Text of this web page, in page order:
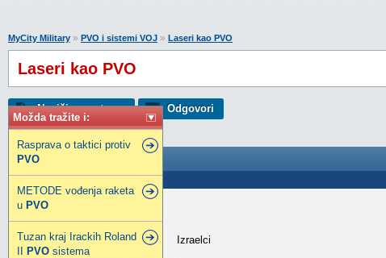
Možda tražite i:
Rasprava o taktici protiv
PVO
METODE vođenja raketa
u PVO
Tuzan kraj Irackih Roland
PVO sistema
MyCity Military » PVO i sistemi VOJ » Laseri kao PVO
Laseri kao PVO
Napiši novu temu Odgovori
Laseri kao PVO
djox
Izraelci